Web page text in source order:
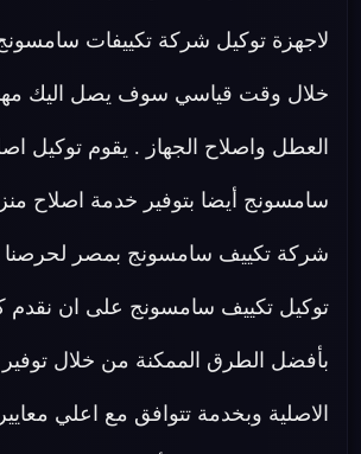
لاجهزة توكيل شركة تكييفات
خلال وقت قياسي سوف يصل اليك
العطل واصلاح الجهاز . يقوم توكيل
سامسونج أيضا بتوفير خدمة اصلاح
شركة تكييف سامسونج بمصر لحرصنا
توكيل تكييف سامسونج على ان نقدم
بأفضل الطرق الممكنة من خلال توفير
الاصلية وبخدمة تتوافق مع اعلي